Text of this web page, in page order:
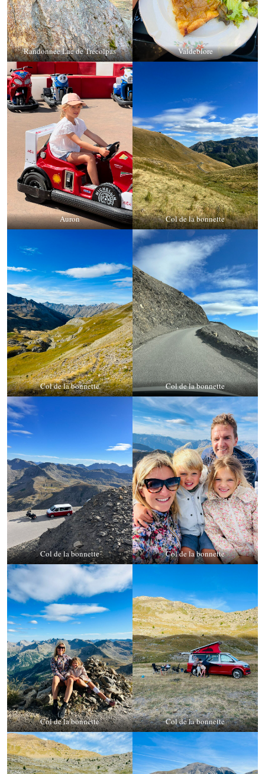
Randonnée Lac de Trécolpas Valdeblore
Auron Col de la bonnette
Col de la bonnette Col de la bonnette
Col de la bonnette Col de la bonnette
Col de la bonnette Col de la bonnette